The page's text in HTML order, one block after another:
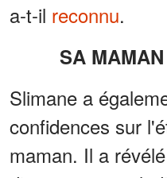
a-t-il reconnu.
SA
Slimane a
confidences sur
maman. Il a